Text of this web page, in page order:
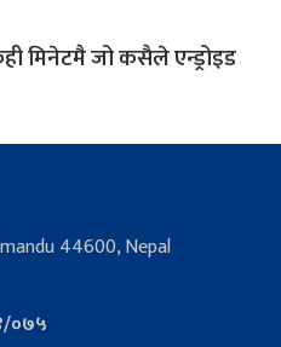
मिनेटमै जो कसैले एन्ड्रोइड
44600, Nepal
०७५